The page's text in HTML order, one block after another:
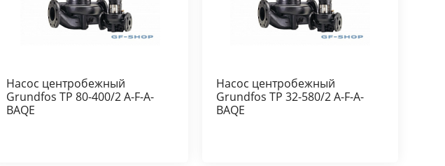
Насос центробежный
Grundfos TP 80-400/2 A-F-A-
BAQE
Насос центробежный
Grundfos TP 32-580/2 A-F-A-
BAQE